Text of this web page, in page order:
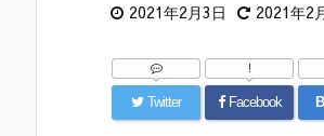
2021年2月3日 2021年2
Twitter Facebook
!